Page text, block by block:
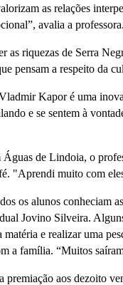
as relações
avalia a professora.
as riquezas de Serra
pensam a respeito da
Kapor é uma
e se sentem à
de Lindoia, o
"Aprendi muito com
os alunos conheciam
Jovino Silveira.
matéria e realizar uma
a família. “Muitos
premiação aos dezoito